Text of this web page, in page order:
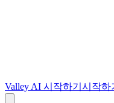
Valley AI 시작하기 시작하